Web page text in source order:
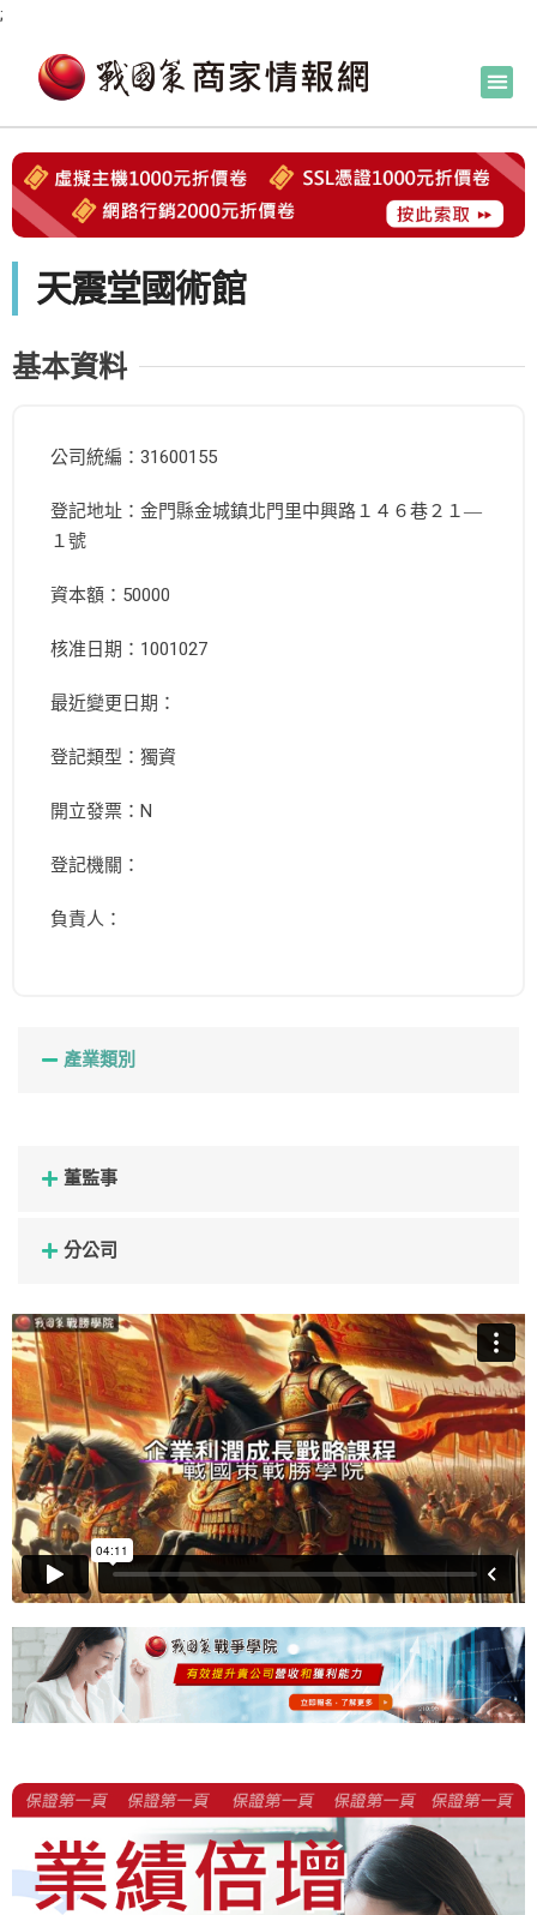
;
天震堂國術館
基本資料
公司統編：31600155
登記地址：金門縣金城鎮北門里中興路１４６巷２１―
１號
資本額：50000
核准日期：1001027
最近變更日期：
登記類型：獨資
開立發票：N
登記機關：
負責人：
產業類別
董監事
分公司